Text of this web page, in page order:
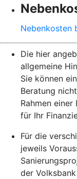
Nebenkosten
Die hier
allgemeine
Sie können
Beratung
Rahmen
für Ihr
Für die
jeweils
der